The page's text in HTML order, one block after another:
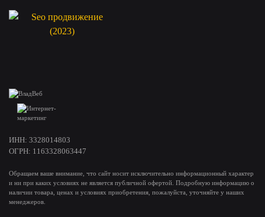
ИНН: 3328014803
ОГРН: 1163328063447
Обращаем ваше внимание, что сайт носит исключительно информационный характер
и ни при каких условиях не является публичной офертой. Подробную информацию о
наличии товара, ценах и условиях приобретения, пожалуйста, уточняйте у наших
менеджеров.